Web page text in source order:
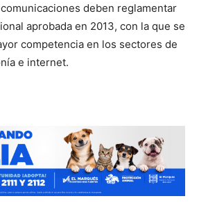
deben reglamentar
aprobada en 2013, con la que se
competencia en los sectores de
e internet.